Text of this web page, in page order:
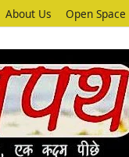
About Us Open Space